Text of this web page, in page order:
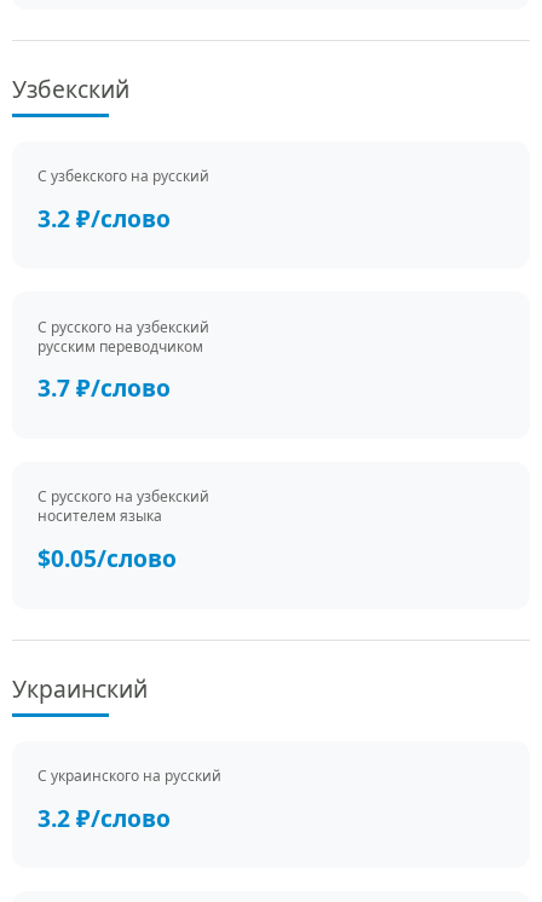
Узбекский
С узбекского на русский
3.2 ₽/слово
С русского на узбекский
русским переводчиком
3.7 ₽/слово
С русского на узбекский
носителем языка
$0.05/слово
Украинский
С украинского на русский
3.2 ₽/слово